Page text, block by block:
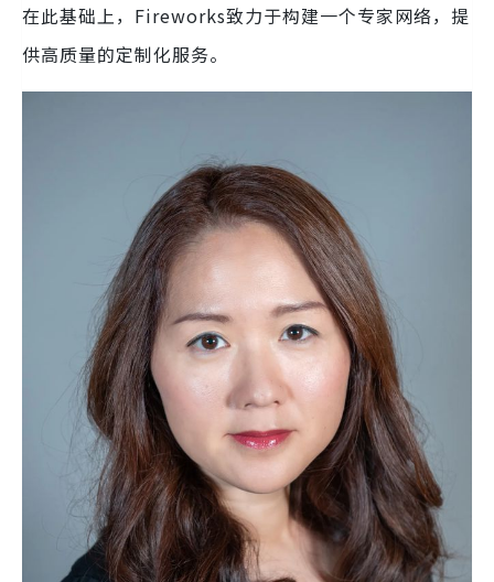
在此基础上，Fireworks致力于构建一个专家网络，提
供高质量的定制化服务。